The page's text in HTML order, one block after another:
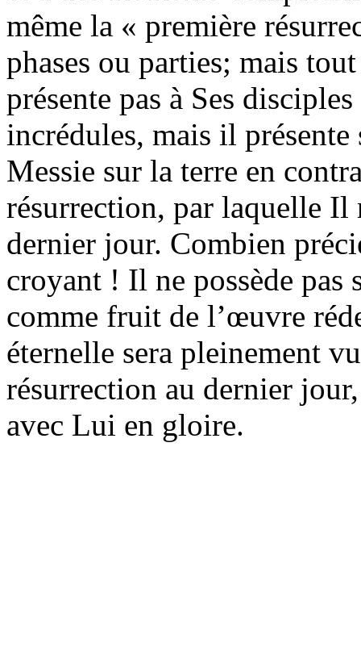
même la « première
phases ou parties; mais
présente pas à Ses
incrédules, mais il
Messie sur la terre en
résurrection, par laquelle Il
dernier jour. Combien
croyant ! Il ne possède pas
comme fruit de l’œuvre
éternelle sera pleinement
résurrection au dernier
avec Lui en gloire.